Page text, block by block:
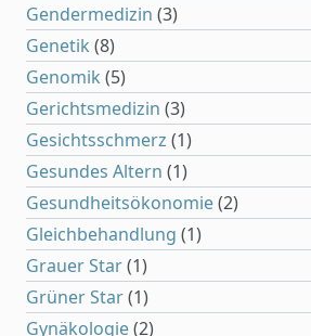
Gendermedizin (3)
Genetik (8)
Genomik (5)
Gerichtsmedizin (3)
Gesichtsschmerz (1)
Gesundes Altern (1)
Gesundheitsökonomie(2)
Gleichbehandlung (1)
Grauer Star(1)
Grüner Star(1)
Gynäkologie(2)